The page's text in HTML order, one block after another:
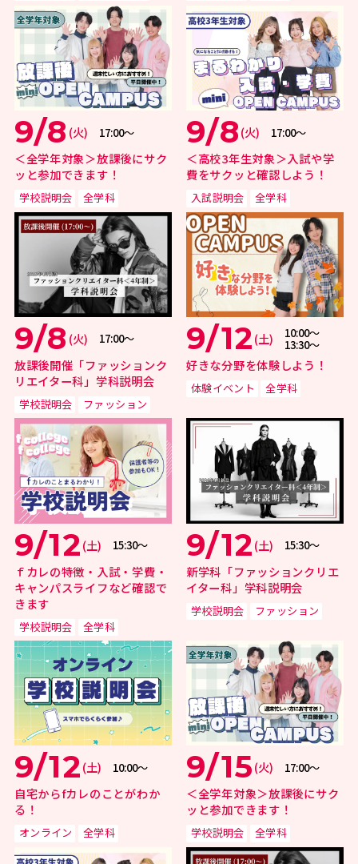
9/8 (火) 17:00〜
＜全学年対象＞放課後にサク
ッと参加できます！
学校説明会 全学科
9/8(火) 17:00〜
＜高校3年生対象＞入試や学
費をサクッと確認しよう！
入試説明会 全学科
9/8 (火) 17:00〜
放課後開催「ファッションク
リエイター科」学科説明会
学校説明会 ファッション
9/12(土) 10:00〜
13:30〜
好きな分野を体験しよう！
体験イベント 全学科
9/12(土) 15:30〜
ｆカレの特徴・入試・学費・
キャンパスライフなど確認で
きます
学校説明会 全学科
9/12(土) 15:30〜
新学科「ファッションクリエ
イター科」学科説明会
学校説明会 ファッション
9/12(土) 10:00〜
自宅からfカレのことがわか
る！
オンライン 全学科
9/15(火) 17:00〜
＜全学年対象＞放課後にサク
ッと参加できます！
学校説明会 全学科